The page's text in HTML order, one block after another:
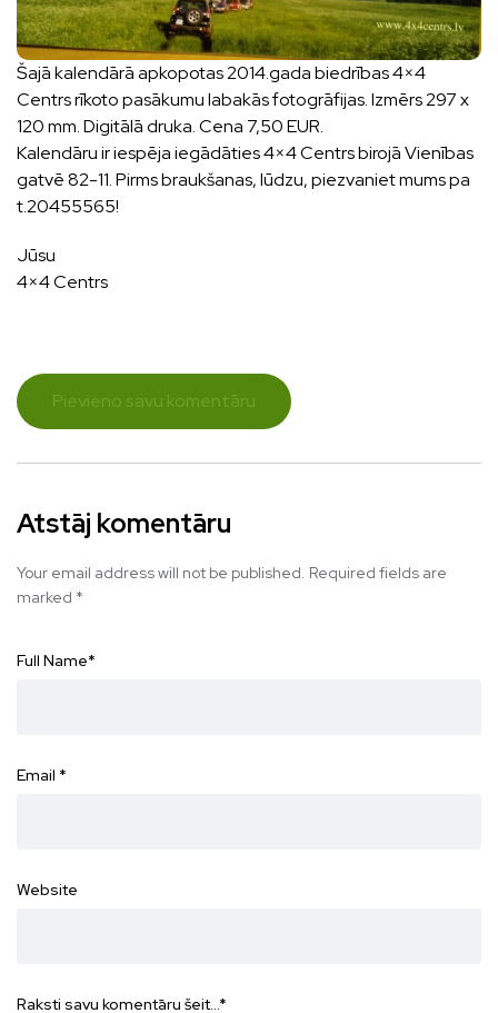
Šajā kalendārā apkopotas 2014.gada biedrības 4×4
Centrs rīkoto pasākumu labakās fotogrāfijas. Izmērs 297 x
120 mm. Digitālā druka. Cena 7,50 EUR.
Kalendāru ir iespēja iegādāties 4×4 Centrs birojā Vienības
gatvē 82-11. Pirms braukšanas, lūdzu, piezvaniet mums pa
t.20455565!
Jūsu
4×4 Centrs
Pievieno savu komentāru
Atstāj komentāru
Your email address will not be published. Required fields are
marked *
Full Name*
Email *
Website
Raksti savu komentāru šeit...*